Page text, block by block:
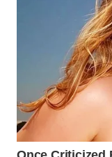
LANGKAT
SELATAN